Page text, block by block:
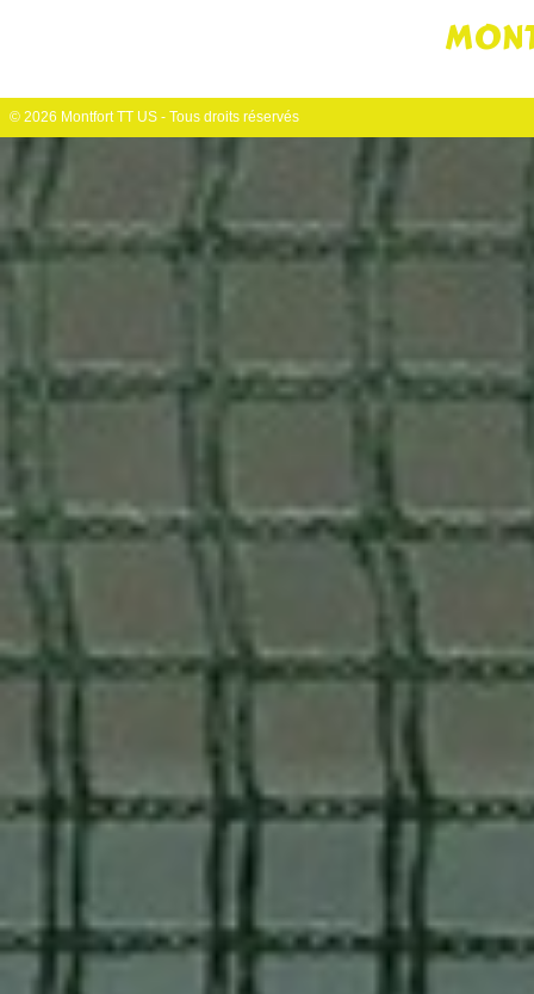
© 2026 Montfort TT US - Tous droits réservés